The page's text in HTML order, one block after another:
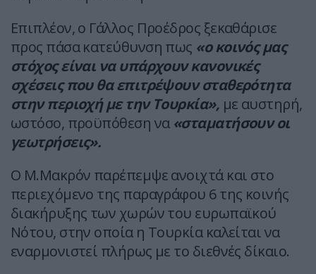
Επιπλέον, ο Γάλλος Προέδρος ξεκαθάρισε
προς πάσα κατεύθυνση πως «ο κοινός μας
στόχος είναι να υπάρχουν κανονικές
σχέσεις που θα επιτρέψουν σταθερότητα
στην περιοχή με την Τουρκία», με αυστηρή,
ωστόσο, προϋπόθεση να «σταματήσουν οι
γεωτρήσεις».
Ο Μ.Μακρόν παρέπεμψε ανοιχτά και στο
περιεχόμενο της παραγράφου 6 της κοινής
διακήρυξης των χωρών του ευρωπαϊκού
Νότου, στην οποία η Τουρκία καλείται να
εναρμονιστεί πλήρως με το διεθνές δίκαιο.